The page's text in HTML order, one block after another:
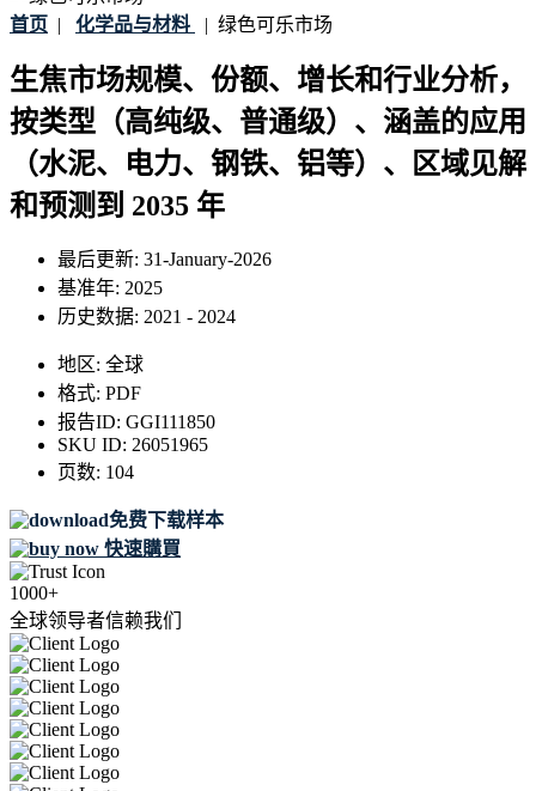
首页 | 化学品与材料 | 绿色可乐市场
生焦市场规模、份额、增长和行业分析，
按类型（高纯级、普通级）、涵盖的应用
（水泥、电力、钢铁、铝等）、区域见解
和预测到 2035 年
最后更新: 31-January-2026
基准年: 2025
历史数据: 2021 - 2024
地区: 全球
格式: PDF
报告ID: GGI111850
SKU ID: 26051965
页数: 104
免费下载样本
快速購買
1000+
全球领导者信赖我们